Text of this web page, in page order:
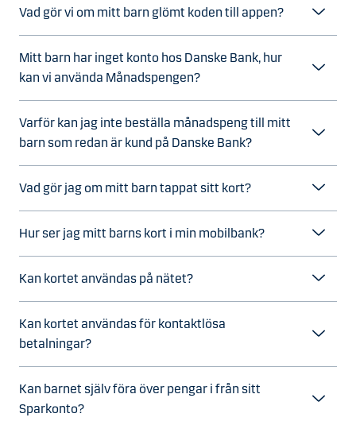
Vad gör vi om mitt barn glömt koden till appen?
Mitt barn har inget konto hos Danske Bank, hur
kan vi använda Månadspengen?
Varför kan jag inte beställa månadspeng till mitt
barn som redan är kund på Danske Bank?
Vad gör jag om mitt barn tappat sitt kort?
Hur ser jag mitt barns kort i min mobilbank?
Kan kortet användas på nätet?
Kan kortet användas för kontaktlösa
betalningar?
Kan barnet själv föra över pengar i från sitt
Sparkonto?